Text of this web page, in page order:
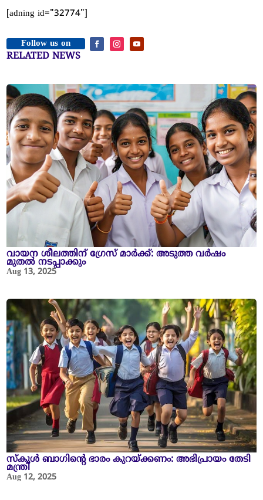
[adning id="32774"]
Follow us on
RELATED NEWS
വായന ശീലത്തിന് ഗ്രേസ് മാർക്ക്: അടുത്ത വർഷം
മുതൽ നടപ്പാക്കും
Aug 13, 2025
സ്കൂൾ ബാഗിന്റെ ഭാരം കുറയ്ക്കണം: അഭിപ്രായം തേടി
മന്ത്രി
Aug 12, 2025